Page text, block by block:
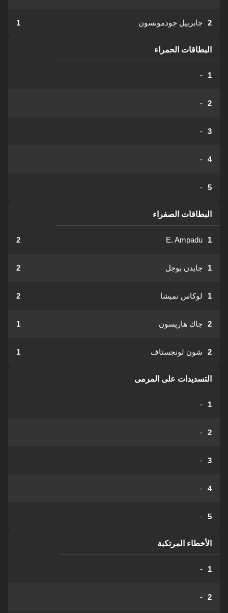
2 جابرييل جودمونسون 1
البطاقات الحمراء
1
-
2
-
3
-
4
-
5
-
البطاقات الصفراء
1
E. Ampadu
2
1 جايدن بوجل 2
1 لوكاس نميشا 2
2 جاك هاريسون 1
2 شون لونجستاف 1
التسديدات على المرمى
1
-
2
-
3
-
4
-
5
-
الأخطاء المرتكبة
1
-
2
-